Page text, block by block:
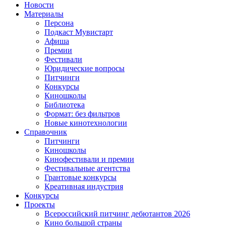
Новости
Материалы
Персона
Подкаст Мувистарт
Афиша
Премии
Фестивали
Юридические вопросы
Питчинги
Конкурсы
Киношколы
Библиотека
Формат: без фильтров
Новые кинотехнологии
Справочник
Питчинги
Киношколы
Кинофестивали и премии
Фестивальные агентства
Грантовые конкурсы
Креативная индустрия
Конкурсы
Проекты
Всероссийский питчинг дебютантов 2026
Кино большой страны